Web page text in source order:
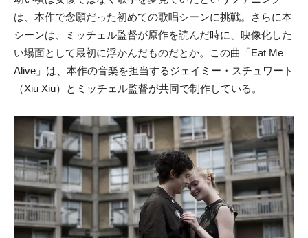
は、本作で念願だった初めての歌唱シーンに挑戦。さらに本
シーンは、ミッチェル監督が原作を読んだ時に、映像化した
い場面として最初に浮かんだものだとか。この曲「Eat Me
Alive」は、本作の音楽を担当するジェイミー・スチュワート
（Xiu Xiu）
とミッチェル監督が共同で制作している。